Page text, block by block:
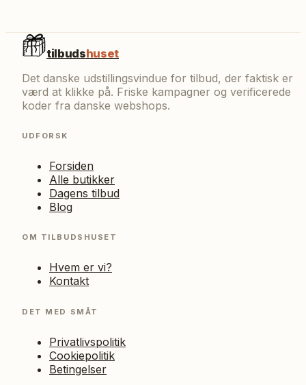
tilbudshuset
Det danske udstillingsvindue for tilbud, der faktisk er
værd at klikke på. Friske kampagner og verificerede
koder fra danske webshops.
UDFORSK
Forsiden
Alle butikker
Dagens tilbud
Blog
OM TILBUDSHUSET
Hvem er vi?
Kontakt
DET MED SMÅT
Privatlivspolitik
Cookiepolitik
Betingelser